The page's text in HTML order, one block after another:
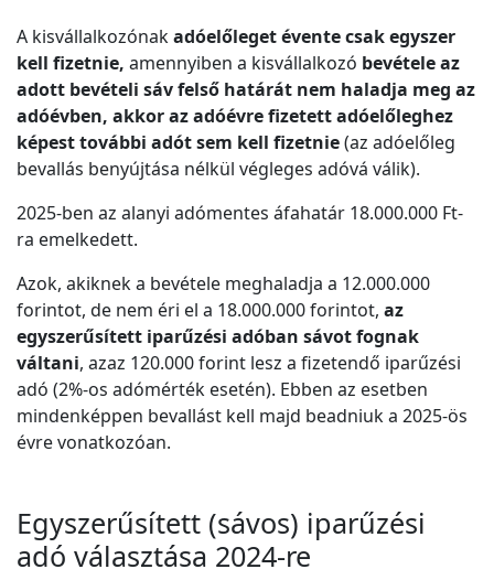
A kisvállalkozónakadóelőleget évente csak egyszer
kell fizetnie, amennyiben a kisvállalkozó bevétele az
adott bevételi sáv felső határát nem haladja meg az
adóévben, akkor az adóévre fizetett adóelőleghez
képest további adót sem kell fizetnie(az adóelőleg
bevallás benyújtása nélkül végleges adóvá válik).
2025-ben az alanyi adómentes áfahatár 18.000.000 Ft-
ra emelkedett.
Azok, akiknek a bevétele meghaladja a 12.000.000
forintot, de nem éri el a 18.000.000 forintot, az
egyszerűsített iparűzési adóban sávot fognak
váltani, azaz 120.000 forint lesz a fizetendő iparűzési
adó (2%-os adómérték esetén). Ebben az esetben
mindenképpen bevallást kell majd beadniuk a 2025-ös
évre vonatkozóan.
Egyszerűsített (sávos) iparűzési
adó választása 2024-re